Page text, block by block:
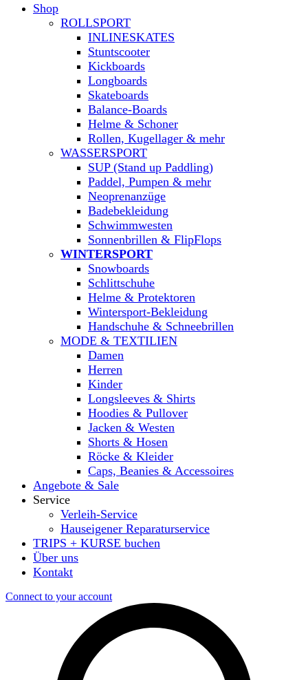
Shop
ROLLSPORT
INLINESKATES
Stuntscooter
Kickboards
Longboards
Skateboards
Balance-Boards
Helme & Schoner
Rollen, Kugellager & mehr
WASSERSPORT
SUP (Stand up Paddling)
Paddel, Pumpen & mehr
Neoprenanzüge
Badebekleidung
Schwimmwesten
Sonnenbrillen & FlipFlops
WINTERSPORT
Snowboards
Schlittschuhe
Helme & Protektoren
Wintersport-Bekleidung
Handschuhe & Schneebrillen
MODE & TEXTILIEN
Damen
Herren
Kinder
Longsleeves & Shirts
Hoodies & Pullover
Jacken & Westen
Shorts & Hosen
Röcke & Kleider
Caps, Beanies & Accessoires
Angebote & Sale
Service
Verleih-Service
Hauseigener Reparaturservice
TRIPS + KURSE buchen
Über uns
Kontakt
Connect to your account